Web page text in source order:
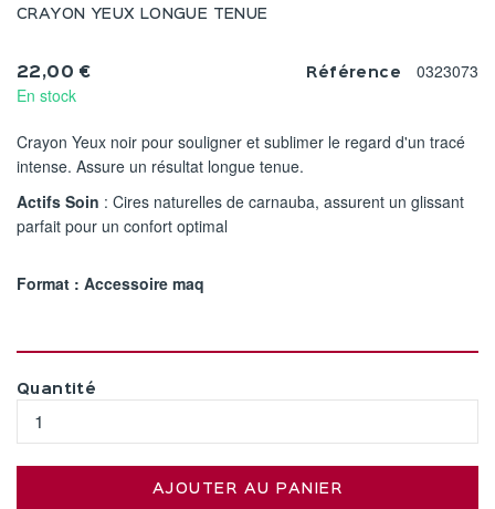
CRAYON YEUX LONGUE TENUE
22,00 €
En stock
Référence 0323073
Crayon Yeux noir pour souligner et sublimer le regard d'un tracé
intense. Assure un résultat longue tenue.
Actifs Soin : Cires naturelles de carnauba, assurent un glissant
parfait pour un confort optimal
Format : Accessoire maq
Quantité
AJOUTER AU PANIER